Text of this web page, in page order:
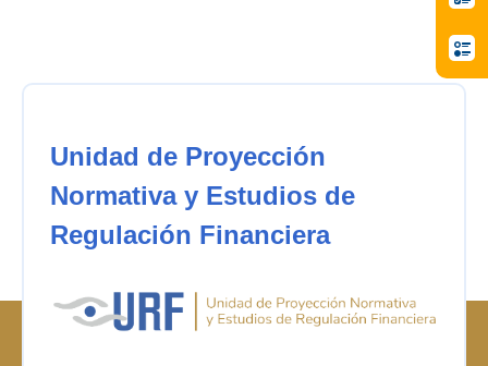
Unidad de Proyección
Normativa y Estudios de
Regulación Financiera